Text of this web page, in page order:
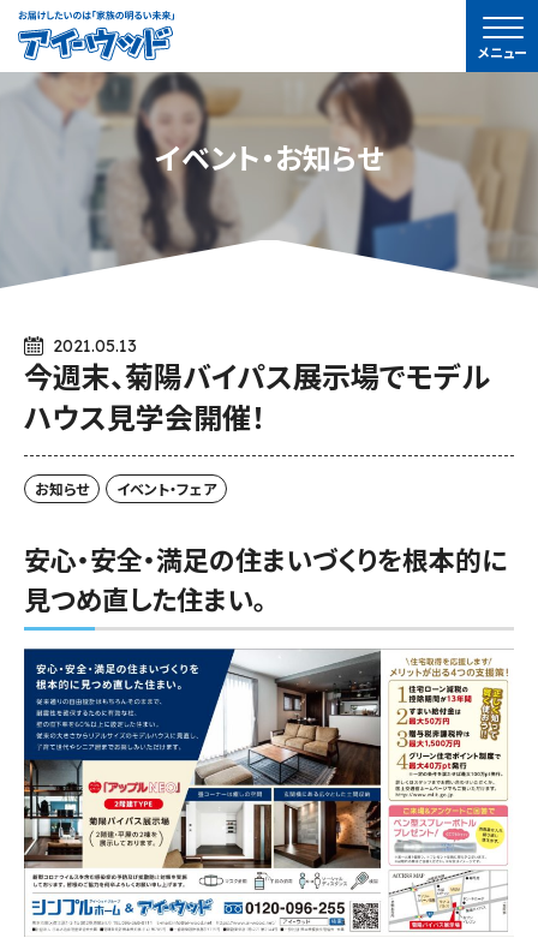
ア
イ-
ウ
メニュー
イベント・お知らせ
2021.05.13
今週末、菊陽バイパス展示場でモデル
ハウス見学会開催！
お知らせ イベント・フェア
安心・安全・満足の住まいづくりを根本的に
見つめ直した住まい。